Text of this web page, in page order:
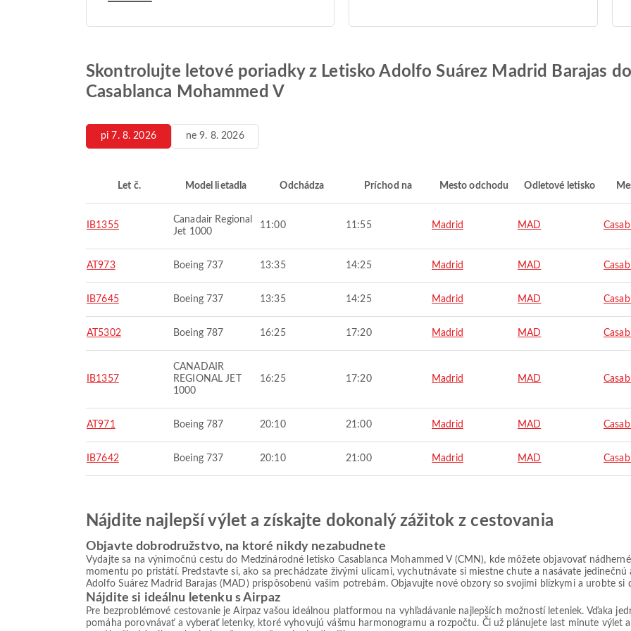
Skontrolujte letové poriadky z Letisko Adolfo Suárez Madrid Barajas
Casablanca Mohammed V
pi 7. 8. 2026 ne 9. 8. 2026
Let č. Model lietadla Odchádza Príchod na Mesto odchodu Odletové letisko
IB1355
Canadair Regional
Jet 1000
11:00 11:55 Madrid MAD
AT973 Boeing 737 13:35 14:25 Madrid MAD
IB7645 Boeing 737 13:35 14:25 Madrid MAD
AT5302 Boeing 787 16:25 17:20 Madrid MAD
IB1357
CANADAIR
REGIONAL JET
1000
16:25 17:20 Madrid MAD
AT971 Boeing 787 20:10 21:00 Madrid MAD
IB7642 Boeing 737 20:10 21:00 Madrid MAD
Nájdite najlepší výlet a získajte dokonalý zážitok z cestovania
Objavte dobrodružstvo, na ktoré nikdy nezabudnete
Vydajte sa na výnimočnú cestu do Medzinárodné letisko Casablanca Mohammed V (CMN), kde môžete objavovať
momentu po pristátí. Predstavte si, ako sa prechádzate živými ulicami, vychutnávate si miestne chute a nasávate
Adolfo Suárez Madrid Barajas (MAD) prispôsobenú vašim potrebám. Objavujte nové obzory so svojimi blízkymi a urobte
Nájdite si ideálnu letenku s Airpaz
Pre bezproblémové cestovanie je Airpaz vašou ideálnou platformou na vyhľadávanie najlepších možností leteniek. Vďaka
pomáha porovnávať a vyberať letenky, ktoré vyhovujú vášmu harmonogramu a rozpočtu. Či už plánujete last minute výlet